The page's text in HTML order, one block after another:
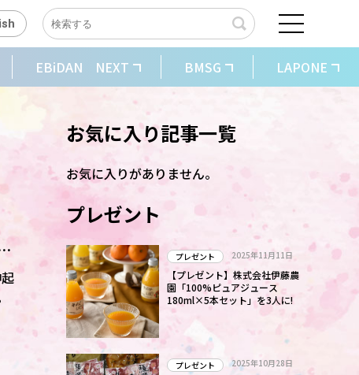
EBiDAN NEXT BMSG LAPONE
お気に入り記事一覧
お気に入りがありません。
プレゼント
プレゼント 2025年11月11日
【プレゼント】株式会社伊藤農
園「100%ピュアジュース
180ml×5本セット」を3人に!
プレゼント 2025年10月28日